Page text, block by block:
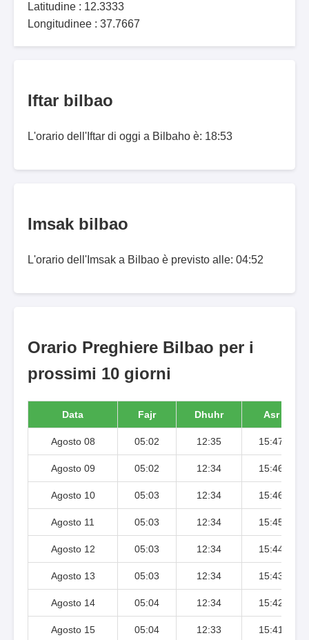
Latitudine : 12.3333
Longitudinee : 37.7667
Iftar bilbao
L'orario dell'Iftar di oggi a Bilbaho è: 18:53
Imsak bilbao
L'orario dell'Imsak a Bilbao è previsto alle: 04:52
Orario Preghiere Bilbao per i
prossimi 10 giorni
Data Fajr Dhuhr Asr
Agosto 08 05:02 12:35 15:47
Agosto 09 05:02 12:34 15:46
Agosto 10 05:03 12:34 15:46
Agosto 11 05:03 12:34 15:45
Agosto 12 05:03 12:34 15:44
Agosto 13 05:03 12:34 15:43
Agosto 14 05:04 12:34 15:42
Agosto 15 05:04 12:33 15:41